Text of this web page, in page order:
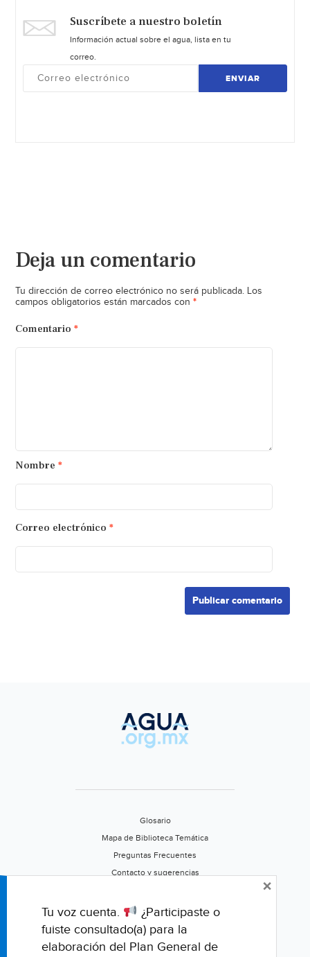
Suscríbete a nuestro boletín
Información actual sobre el agua, lista en tu
correo.
ENVIAR
Deja un comentario
Tu dirección de correo electrónico no será publicada. Los
campos obligatorios están marcados con *
Comentario *
Nombre *
Correo electrónico *
Glosario
Mapa de Biblioteca Temática
Preguntas Frecuentes
Contacto y sugerencias
Califica este portal
Tu voz cuenta.
¿Participaste o
fuiste consultado(a) para la
elaboración del Plan General de
×